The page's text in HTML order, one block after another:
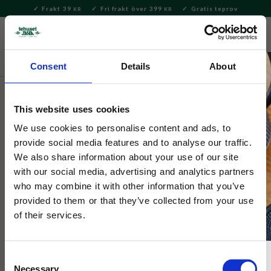
Consent Details About
This website uses cookies
We use cookies to personalise content and ads, to
provide social media features and to analyse our traffic.
We also share information about your use of our site
with our social media, advertising and analytics partners
who may combine it with other information that you’ve
provided to them or that they’ve collected from your use
of their services.
Necessary
Meny
Frakt 39 KR Fri frakt över 399 KR Gratis teprov
Servering & Dukning
Tehuset Java
Vattenflaska Lund 500ml Pip
Vattenflaska med motiv från Lund målat av Sofia Kockum.